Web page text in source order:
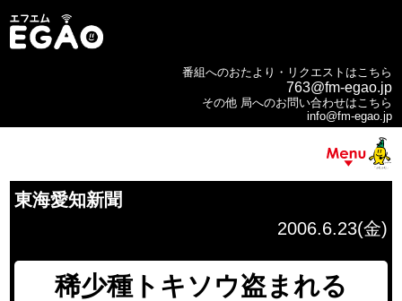
番組へのおたより・リクエストはこちら
763@fm-egao.jp
その他 局へのお問い合わせはこちら
info@fm-egao.jp
東海愛知新聞
2006.6.23(金)
稀少種トキソウ盗まれる